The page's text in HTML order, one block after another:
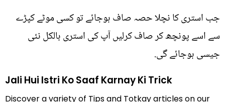
جب استری کا نچلا حصہ صاف ہوجائے تو کسی موٹے کپڑے
سے اسے پونچھ کر صاف کرلیں آپ کی استری بالکل نئی
جیسی ہوجائے گی.
Jali Hui Istri Ko Saaf Karnay Ki Trick
Discover a variety of Tips and Totkay articles on our